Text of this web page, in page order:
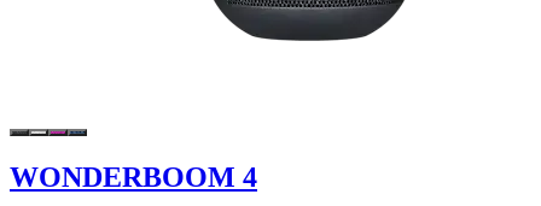
WONDERBOOM 4